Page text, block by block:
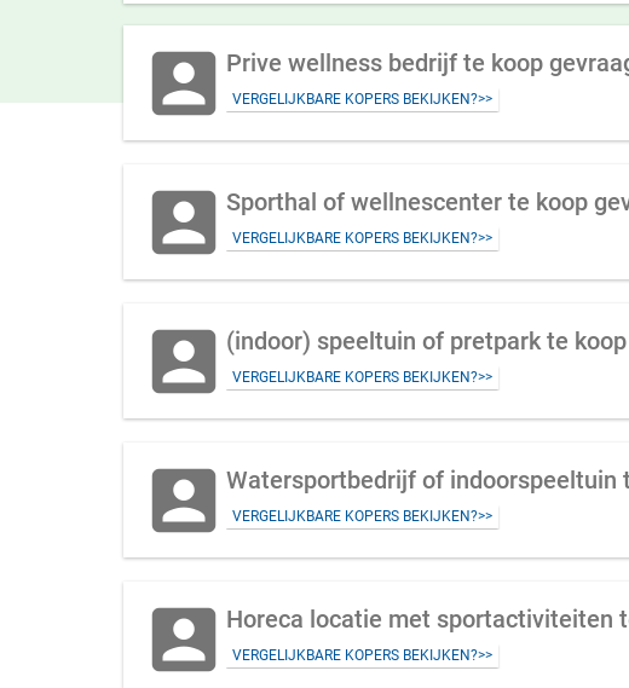
account_box Prive wellness bedrijf te koop
VERGELIJKBARE KOPERS BEKIJKEN?>>
account_box Sporthal of wellnescenter te koop
VERGELIJKBARE KOPERS BEKIJKEN?>>
account_box (indoor) speeltuin of pretpark te
VERGELIJKBARE KOPERS BEKIJKEN?>>
account_box Watersportbedrijf of indoorspeeltuin
VERGELIJKBARE KOPERS BEKIJKEN?>>
account_box Horeca locatie met sportactiviteiten
VERGELIJKBARE KOPERS BEKIJKEN?>>